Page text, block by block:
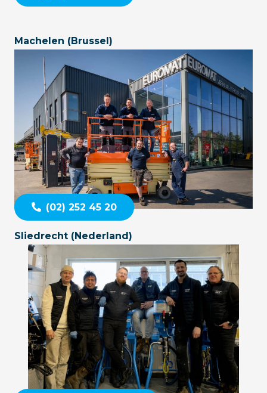
Machelen (Brussel)
(02) 252 45 20
Sliedrecht (Nederland)